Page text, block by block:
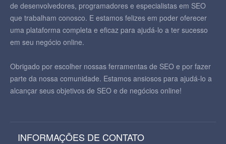
de desenvolvedores, programadores e especialistas em SEO
que trabalham conosco. E estamos felizes em poder oferecer
uma plataforma completa e eficaz para ajudá-lo a ter sucesso
em seu negócio online.
Obrigado por escolher nossas ferramentas de SEO e por fazer
parte da nossa comunidade. Estamos ansiosos para ajudá-lo a
alcançar seus objetivos de SEO e de negócios online!
INFORMAÇÕES DE CONTATO